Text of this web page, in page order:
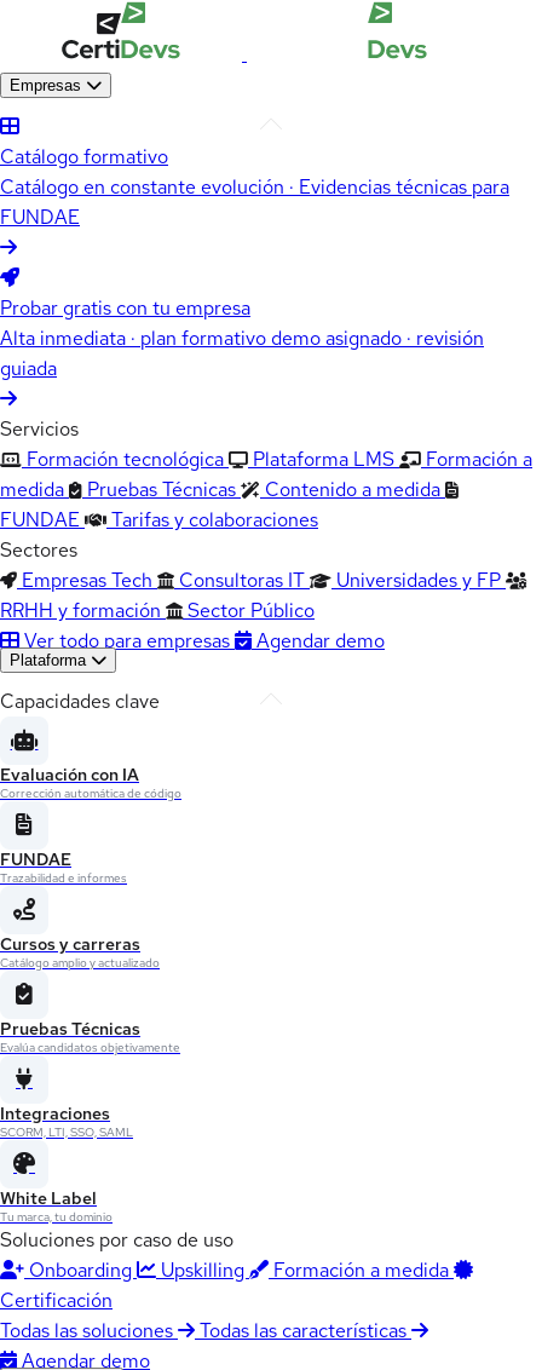
Empresas
Catálogo formativo
Catálogo en constante evolución · Evidencias técnicas para
FUNDAE
Probar gratis con tu empresa
Alta inmediata · plan formativo demo asignado · revisión
guiada
Servicios
Formación tecnológica
Plataforma LMS
Formación a
medida
Pruebas Técnicas
Contenido a medida
FUNDAE
Tarifas y colaboraciones
Sectores
Empresas Tech
Consultoras IT
Universidades y FP
RRHH y formación
Sector Público
Ver todo para empresas
Agendar demo
Plataforma
Capacidades clave
Evaluación con IA
Corrección automática de código
FUNDAE
Trazabilidad e informes
Cursos y carreras
Catálogo amplio y actualizado
Pruebas Técnicas
Evalúa candidatos objetivamente
Integraciones
SCORM, LTI, SSO, SAML
White Label
Tu marca, tu dominio
Soluciones por caso de uso
Onboarding
Upskilling
Formación a medida
Certificación
Todas las soluciones
Todas las características
Agendar demo